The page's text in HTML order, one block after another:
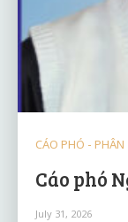
CÁO PHÓ -
Cáo phó
July 31, 2026